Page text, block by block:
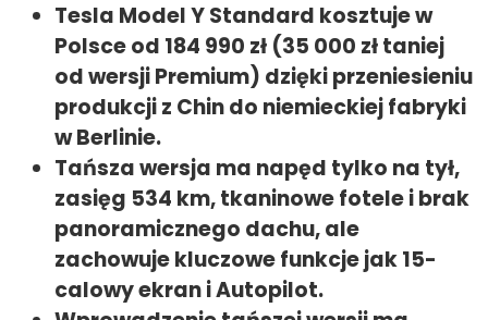
Tesla Model Y Standard kosztuje w
Polsce od 184 990 zł (35 000 zł taniej
od wersji Premium) dzięki przeniesieniu
produkcji z Chin do niemieckiej fabryki
w Berlinie.
Tańsza wersja ma napęd tylko na tył,
zasięg 534 km, tkaninowe fotele i brak
panoramicznego dachu, ale
zachowuje kluczowe funkcje jak 15-
calowy ekran i Autopilot.